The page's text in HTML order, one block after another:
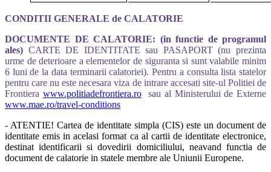
CONDITII GENERALE de CALATORIE
DOCUMENTE DE CALATORIE: (in functie de programul
ales) CARTE DE IDENTITATE sau PASAPORT (nu prezinta
urme de deterioare a elementelor de siguranta si sunt valabile minim
6 luni de la data terminarii calatoriei). Pentru a consulta lista statelor
pentru care nu este necesara viza de intrare accesati site-ul Politiei de
Frontiera www.politiadefrontiera.rosau al Ministerului de Externe
www.mae.ro/travel-conditions
- ATENTIE! Cartea de identitate simpla (CIS) este un document de
identitate emis in acelasi format ca al cartii de identitate electronice,
destinat identificarii si dovedirii domiciliului, neavand functia de
document de calatorie in statele membre ale Uniunii Europene.